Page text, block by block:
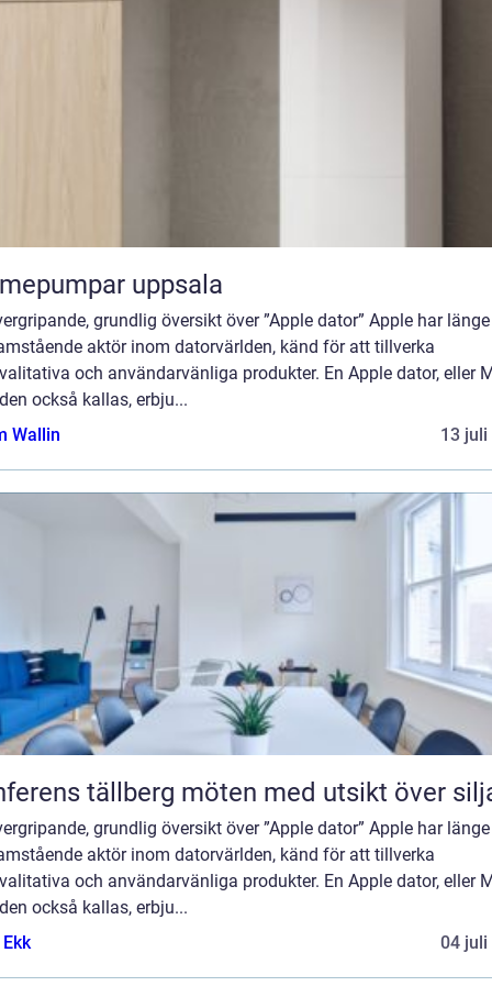
uppsala
grundlig översikt över ”Apple dator” Apple har
aktör inom datorvärlden, känd för att tillverka
och användarvänliga produkter. En Apple dator, eller
också kallas, erbju...
Wallin
13 juli
Konferens tällberg möten med utsikt över
grundlig översikt över ”Apple dator” Apple har
aktör inom datorvärlden, känd för att tillverka
och användarvänliga produkter. En Apple dator, eller
också kallas, erbju...
04 juli